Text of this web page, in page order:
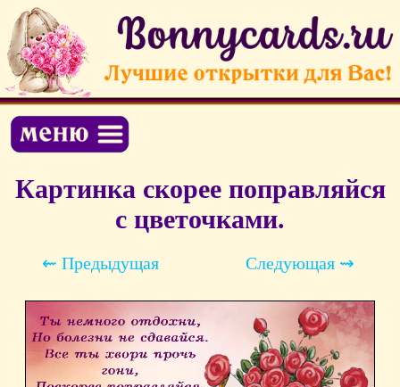
Картинка скорее поправляйся
с цветочками.
⇜ Предыдущая Следующая ⇝